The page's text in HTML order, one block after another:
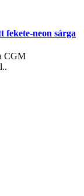
fekete-neon sárga
CGM